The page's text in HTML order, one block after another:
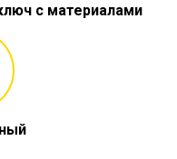
с материалами